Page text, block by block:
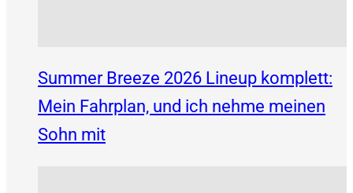
Summer Breeze 2026 Lineup komplett:
Mein Fahrplan, und ich nehme meinen
Sohn mit